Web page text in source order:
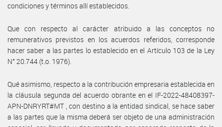
condiciones y términos allí establecidos.
Que con respecto al carácter atribuido a las conceptos no
remunerativos previstos en los acuerdos referidos, corresponde
hacer saber a las partes lo establecido en el Artículo 103 de la Ley
N° 20.744 (t.o. 1976).
Qué asimismo, respecto a la contribución empresaria establecida en
la cláusula segunda del acuerdo obrante en el IF-2022-48408397-
APN-DNRYRT#MT , con destino a la entidad sindical, se hace saber
a las partes que la misma deberá ser objeto de una administración